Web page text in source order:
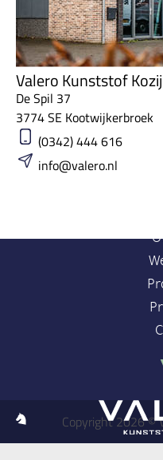
Valero Kunststof
De Spil 37
3774 SE Kootwijkerbroek
(0342) 444 616
info@valero.nl
Copyright 2026 ©